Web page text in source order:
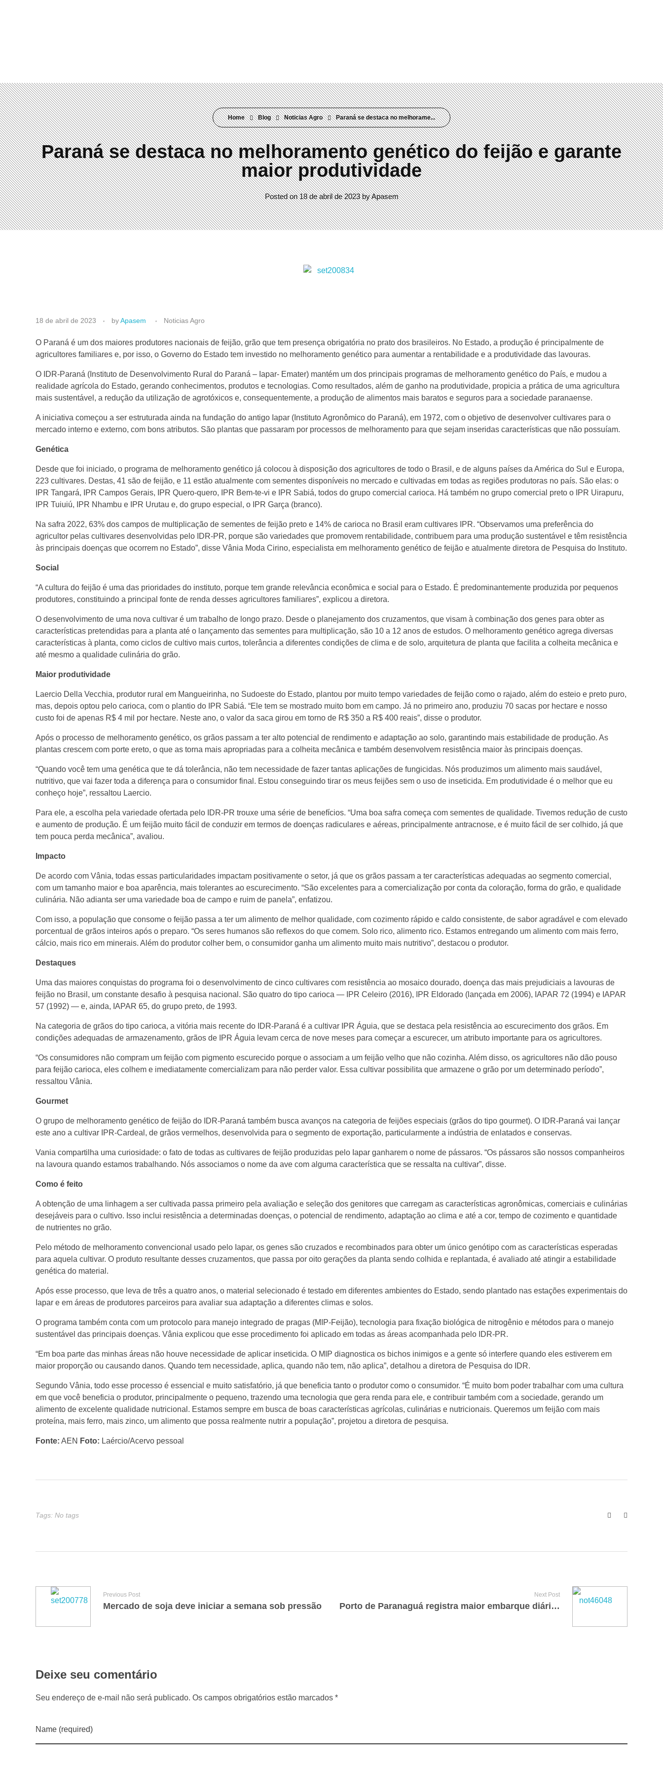
Home Blog Noticias Agro Paraná se destaca no melhorame...
Paraná se destaca no melhoramento genético do feijão e garante
maior produtividade
Posted on 18 de abril de 2023 byApasem
P
a
r
a
n
á
s
e
d
e
s
t
a
c
a
n
o
m
e
l
h
o
r
a
m
e
n
t
o
g
e
n
é
t
i
c
o
d
o
f
e
i
ã
o
r
n
t
e
18 de abril de 2023 byApasem Noticias Agro
O Paraná é um dos maiores produtores nacionais de feijão, grão que tem presença obrigatória no prato dos brasileiros. No Estado, a produção é principalmente de
agricultores familiares e, por isso, o Governo do Estado tem investido no melhoramento genético para aumentar a rentabilidade e a produtividade das lavouras.
O IDR-Paraná (Instituto de Desenvolvimento Rural do Paraná – Iapar- Emater) mantém um dos principais programas de melhoramento genético do País, e mudou a
realidade agrícola do Estado, gerando conhecimentos, produtos e tecnologias. Como resultados, além de ganho na produtividade, propicia a prática de uma agricultura
mais sustentável, a redução da utilização de agrotóxicos e, consequentemente, a produção de alimentos mais baratos e seguros para a sociedade paranaense.
A iniciativa começou a ser estruturada ainda na fundação do antigo Iapar (Instituto Agronômico do Paraná), em 1972, com o objetivo de desenvolver cultivares para o
mercado interno e externo, com bons atributos. São plantas que passaram por processos de melhoramento para que sejam inseridas características que não possuíam.
Genética
Desde que foi iniciado, o programa de melhoramento genético já colocou à disposição dos agricultores de todo o Brasil, e de alguns países da América do Sul e Europa,
223 cultivares. Destas, 41 são de feijão, e 11 estão atualmente com sementes disponíveis no mercado e cultivadas em todas as regiões produtoras no país. São elas: o
IPR Tangará, IPR Campos Gerais, IPR Quero-quero, IPR Bem-te-vi e IPR Sabiá, todos do grupo comercial carioca. Há também no grupo comercial preto o IPR Uirapuru,
IPR Tuiuiú, IPR Nhambu e IPR Urutau e, do grupo especial, o IPR Garça (branco).
Na safra 2022, 63% dos campos de multiplicação de sementes de feijão preto e 14% de carioca no Brasil eram cultivares IPR. “Observamos uma preferência do
agricultor pelas cultivares desenvolvidas pelo IDR-PR, porque são variedades que promovem rentabilidade, contribuem para uma produção sustentável e têm resistência
às principais doenças que ocorrem no Estado”, disse Vânia Moda Cirino, especialista em melhoramento genético de feijão e atualmente diretora de Pesquisa do Instituto.
Social
“A cultura do feijão é uma das prioridades do instituto, porque tem grande relevância econômica e social para o Estado. É predominantemente produzida por pequenos
produtores, constituindo a principal fonte de renda desses agricultores familiares”, explicou a diretora.
O desenvolvimento de uma nova cultivar é um trabalho de longo prazo. Desde o planejamento dos cruzamentos, que visam à combinação dos genes para obter as
características pretendidas para a planta até o lançamento das sementes para multiplicação, são 10 a 12 anos de estudos. O melhoramento genético agrega diversas
características à planta, como ciclos de cultivo mais curtos, tolerância a diferentes condições de clima e de solo, arquitetura de planta que facilita a colheita mecânica e
até mesmo a qualidade culinária do grão.
Maior produtividade
Laercio Della Vecchia, produtor rural em Mangueirinha, no Sudoeste do Estado, plantou por muito tempo variedades de feijão como o rajado, além do esteio e preto puro,
mas, depois optou pelo carioca, com o plantio do IPR Sabiá. “Ele tem se mostrado muito bom em campo. Já no primeiro ano, produziu 70 sacas por hectare e nosso
custo foi de apenas R$ 4 mil por hectare. Neste ano, o valor da saca girou em torno de R$ 350 a R$ 400 reais”, disse o produtor.
Após o processo de melhoramento genético, os grãos passam a ter alto potencial de rendimento e adaptação ao solo, garantindo mais estabilidade de produção. As
plantas crescem com porte ereto, o que as torna mais apropriadas para a colheita mecânica e também desenvolvem resistência maior às principais doenças.
“Quando você tem uma genética que te dá tolerância, não tem necessidade de fazer tantas aplicações de fungicidas. Nós produzimos um alimento mais saudável,
nutritivo, que vai fazer toda a diferença para o consumidor final. Estou conseguindo tirar os meus feijões sem o uso de inseticida. Em produtividade é o melhor que eu
conheço hoje”, ressaltou Laercio.
Para ele, a escolha pela variedade ofertada pelo IDR-PR trouxe uma série de benefícios. “Uma boa safra começa com sementes de qualidade. Tivemos redução de custo
e aumento de produção. É um feijão muito fácil de conduzir em termos de doenças radiculares e aéreas, principalmente antracnose, e é muito fácil de ser colhido, já que
tem pouca perda mecânica”, avaliou.
Impacto
De acordo com Vânia, todas essas particularidades impactam positivamente o setor, já que os grãos passam a ter características adequadas ao segmento comercial,
com um tamanho maior e boa aparência, mais tolerantes ao escurecimento. “São excelentes para a comercialização por conta da coloração, forma do grão, e qualidade
culinária. Não adianta ser uma variedade boa de campo e ruim de panela”, enfatizou.
Com isso, a população que consome o feijão passa a ter um alimento de melhor qualidade, com cozimento rápido e caldo consistente, de sabor agradável e com elevado
porcentual de grãos inteiros após o preparo. “Os seres humanos são reflexos do que comem. Solo rico, alimento rico. Estamos entregando um alimento com mais ferro,
cálcio, mais rico em minerais. Além do produtor colher bem, o consumidor ganha um alimento muito mais nutritivo”, destacou o produtor.
Destaques
Uma das maiores conquistas do programa foi o desenvolvimento de cinco cultivares com resistência ao mosaico dourado, doença das mais prejudiciais a lavouras de
feijão no Brasil, um constante desafio à pesquisa nacional. São quatro do tipo carioca — IPR Celeiro (2016), IPR Eldorado (lançada em 2006), IAPAR 72 (1994) e IAPAR
57 (1992) — e, ainda, IAPAR 65, do grupo preto, de 1993.
Na categoria de grãos do tipo carioca, a vitória mais recente do IDR-Paraná é a cultivar IPR Águia, que se destaca pela resistência ao escurecimento dos grãos. Em
condições adequadas de armazenamento, grãos de IPR Águia levam cerca de nove meses para começar a escurecer, um atributo importante para os agricultores.
“Os consumidores não compram um feijão com pigmento escurecido porque o associam a um feijão velho que não cozinha. Além disso, os agricultores não dão pouso
para feijão carioca, eles colhem e imediatamente comercializam para não perder valor. Essa cultivar possibilita que armazene o grão por um determinado período”,
ressaltou Vânia.
Gourmet
O grupo de melhoramento genético de feijão do IDR-Paraná também busca avanços na categoria de feijões especiais (grãos do tipo gourmet). O IDR-Paraná vai lançar
este ano a cultivar IPR-Cardeal, de grãos vermelhos, desenvolvida para o segmento de exportação, particularmente a indústria de enlatados e conservas.
Vania compartilha uma curiosidade: o fato de todas as cultivares de feijão produzidas pelo Iapar ganharem o nome de pássaros. “Os pássaros são nossos companheiros
na lavoura quando estamos trabalhando. Nós associamos o nome da ave com alguma característica que se ressalta na cultivar”, disse.
Como é feito
A obtenção de uma linhagem a ser cultivada passa primeiro pela avaliação e seleção dos genitores que carregam as características agronômicas, comerciais e culinárias
desejáveis para o cultivo. Isso inclui resistência a determinadas doenças, o potencial de rendimento, adaptação ao clima e até a cor, tempo de cozimento e quantidade
de nutrientes no grão.
Pelo método de melhoramento convencional usado pelo Iapar, os genes são cruzados e recombinados para obter um único genótipo com as características esperadas
para aquela cultivar. O produto resultante desses cruzamentos, que passa por oito gerações da planta sendo colhida e replantada, é avaliado até atingir a estabilidade
genética do material.
Após esse processo, que leva de três a quatro anos, o material selecionado é testado em diferentes ambientes do Estado, sendo plantado nas estações experimentais do
Iapar e em áreas de produtores parceiros para avaliar sua adaptação a diferentes climas e solos.
O programa também conta com um protocolo para manejo integrado de pragas (MIP-Feijão), tecnologia para fixação biológica de nitrogênio e métodos para o manejo
sustentável das principais doenças. Vânia explicou que esse procedimento foi aplicado em todas as áreas acompanhada pelo IDR-PR.
“Em boa parte das minhas áreas não houve necessidade de aplicar inseticida. O MIP diagnostica os bichos inimigos e a gente só interfere quando eles estiverem em
maior proporção ou causando danos. Quando tem necessidade, aplica, quando não tem, não aplica”, detalhou a diretora de Pesquisa do IDR.
Segundo Vânia, todo esse processo é essencial e muito satisfatório, já que beneficia tanto o produtor como o consumidor. “É muito bom poder trabalhar com uma cultura
em que você beneficia o produtor, principalmente o pequeno, trazendo uma tecnologia que gera renda para ele, e contribuir também com a sociedade, gerando um
alimento de excelente qualidade nutricional. Estamos sempre em busca de boas características agrícolas, culinárias e nutricionais. Queremos um feijão com mais
proteína, mais ferro, mais zinco, um alimento que possa realmente nutrir a população”, projetou a diretora de pesquisa.
Fonte: AEN Foto: Laércio/Acervo pessoal
Tags: No tags
Previous Post
Mercado de soja deve iniciar a semana sob pressão
Next Post
Porto de Paranaguá registra maior embarque diário de granéis
Deixe seu comentário
Seu endereço de e-mail não será publicado. Os campos obrigatórios estão marcados *
Name (required)